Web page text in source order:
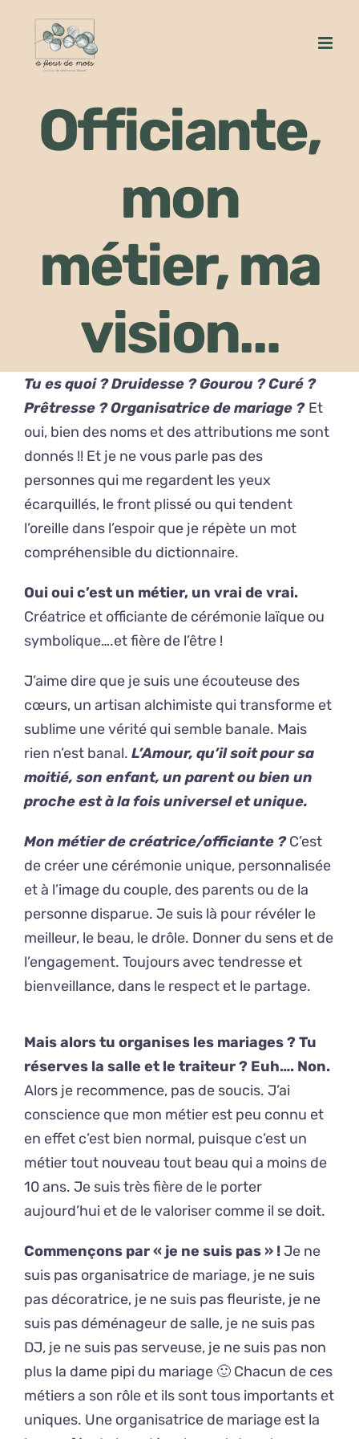
contenu
Officiante,
mon
métier, ma
vision…
Tu es quoi ? Druidesse ? Gourou ? Curé ?
Prêtresse ? Organisatrice de mariage ? Et
oui, bien des noms et des attributions me sont
donnés !! Et je ne vous parle pas des
personnes qui me regardent les yeux
écarquillés, le front plissé ou qui tendent
l’oreille dans l’espoir que je répète un mot
compréhensible du dictionnaire.
Oui oui c’est un métier, un vrai de vrai.
Créatrice et officiante de cérémonie laïque ou
symbolique….et fière de l’être !
J’aime dire que je suis une écouteuse des
cœurs, un artisan alchimiste qui transforme et
sublime une vérité qui semble banale. Mais
rien n’est banal. L’Amour, qu’il soit pour sa
moitié, son enfant, un parent ou bien un
proche est à la fois universel et unique.
Mon métier de créatrice/officiante ?C’est
de créer une cérémonie unique, personnalisée
et à l’image du couple, des parents ou de la
personne disparue. Je suis là pour révéler le
meilleur, le beau, le drôle. Donner du sens et de
l’engagement. Toujours avec tendresse et
bienveillance, dans le respect et le partage.
Mais alors tu organises les mariages ? Tu
réserves la salle et le traiteur ? Euh…. Non.
Alors je recommence, pas de soucis. J’ai
conscience que mon métier est peu connu et
en effet c’est bien normal, puisque c’est un
métier tout nouveau tout beau qui a moins de
10 ans. Je suis très fière de le porter
aujourd’hui et de le valoriser comme il se doit.
Commençons par « je ne suis pas » !Je ne
suis pas organisatrice de mariage, je ne suis
pas décoratrice, je ne suis pas fleuriste, je ne
suis pas déménageur de salle, je ne suis pas
DJ, je ne suis pas serveuse, je ne suis pas non
plus la dame pipi du mariage 🙂 Chacun de ces
métiers a son rôle et ils sont tous importants et
uniques. Une organisatrice de mariage est la